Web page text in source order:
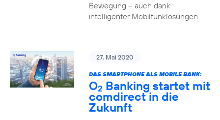
Bewegung – auch dank
intelligenter Mobilfunklösungen.
27. Mai 2020
DAS SMARTPHONE ALS MOBILE BANK:
O2 Banking startet mit
comdirect in die
Zukunft